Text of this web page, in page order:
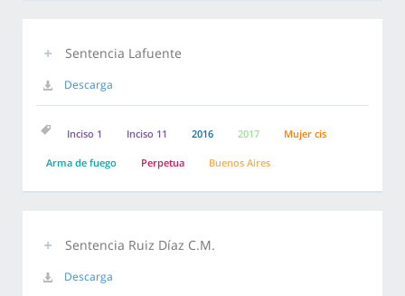
Sentencia Lafuente
Descarga
Inciso 1 Inciso 11 2016 2017 Mujer cis
Arma de fuego Perpetua Buenos Aires
Sentencia Ruiz Díaz C.M.
Descarga